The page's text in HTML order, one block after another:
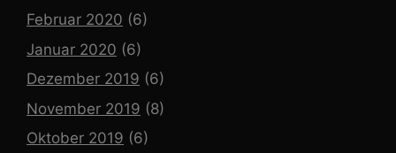
Februar 2020 (6)
Januar 2020 (6)
Dezember 2019 (6)
November 2019 (8)
Oktober 2019 (6)